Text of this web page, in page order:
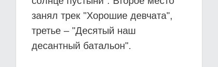
занял трек "Хорошие девчата",
третье – "Десятый наш
десантный батальон".